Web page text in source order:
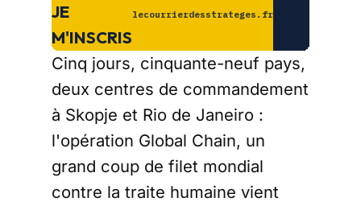
JE
M'INSCRIS
lecourrierdesstrateges.fr
Cinq jours, cinquante-neuf pays,
deux centres de commandement
à Skopje et Rio de Janeiro :
l'opération Global Chain, un
grand coup de filet mondial
contre la traite humaine vient